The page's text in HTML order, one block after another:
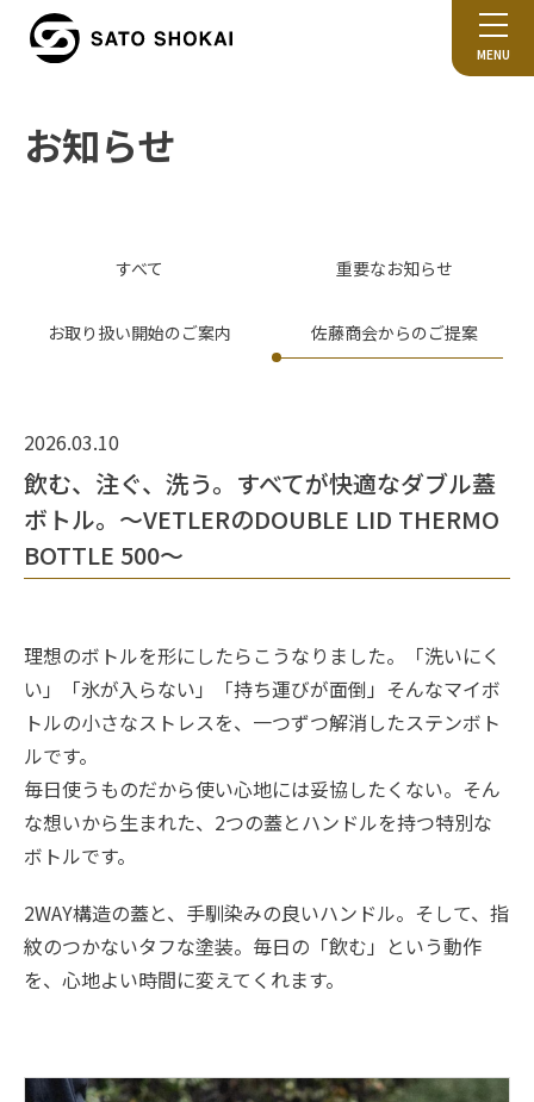
MENU
お知らせ
すべて 重要なお知らせ
お取り扱い開始のご案内 佐藤商会からのご提案
2026.03.10
飲む、注ぐ、洗う。すべてが快適なダブル蓋
ボトル。～VETLERのDOUBLE LID THERMO
BOTTLE 500～
理想のボトルを形にしたらこうなりました。「洗いにく
い」「氷が入らない」「持ち運びが面倒」そんなマイボ
トルの小さなストレスを、一つずつ解消したステンボト
ルです。
毎日使うものだから使い心地には妥協したくない。そん
な想いから生まれた、2つの蓋とハンドルを持つ特別な
ボトルです。
2WAY構造の蓋と、手馴染みの良いハンドル。そして、指
紋のつかないタフな塗装。毎日の「飲む」という動作
を、心地よい時間に変えてくれます。